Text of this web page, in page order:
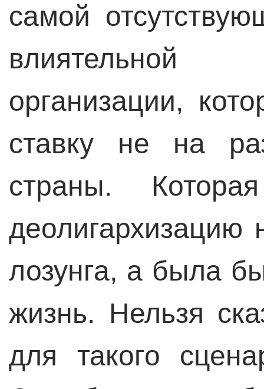
самой
организации,
ставку не на
страны.
деолигархизацию
лозунга, а была
жизнь. Нельзя
для такого